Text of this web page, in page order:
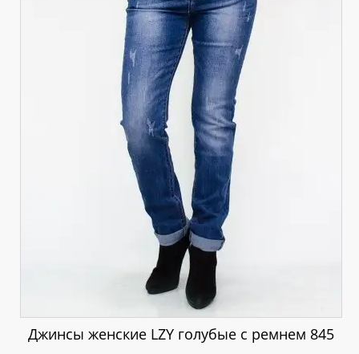
Джинсы женские LZY голубые с ремнем 845